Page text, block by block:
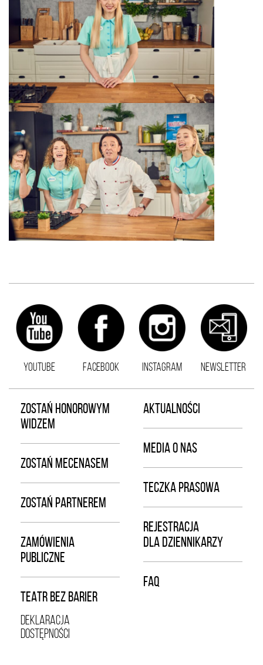
YOUTUBE FACEBOOK INSTAGRAM NEWSLETTER
ZOSTAŃ HONOROWYM
WIDZEM
ZOSTAŃ MECENASEM
ZOSTAŃ PARTNEREM
ZAMÓWIENIA
PUBLICZNE
TEATR BEZ BARIER
DEKLARACJA
DOSTĘPNOŚCI
AKTUALNOŚCI
MEDIA O NAS
TECZKA PRASOWA
REJESTRACJA
DLA DZIENNIKARZY
FAQ